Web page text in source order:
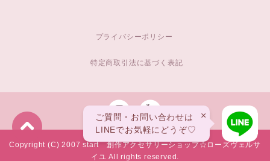
プライバシーポリシー
特定商取引法に基づく表記
Copyright (C) 2007 start 創作アクセサリーショップ☆ローズヴェルサ
イユ All rights reserved.
ご質問・お問い合わせは
LINEでお気軽にどうぞ♡
×